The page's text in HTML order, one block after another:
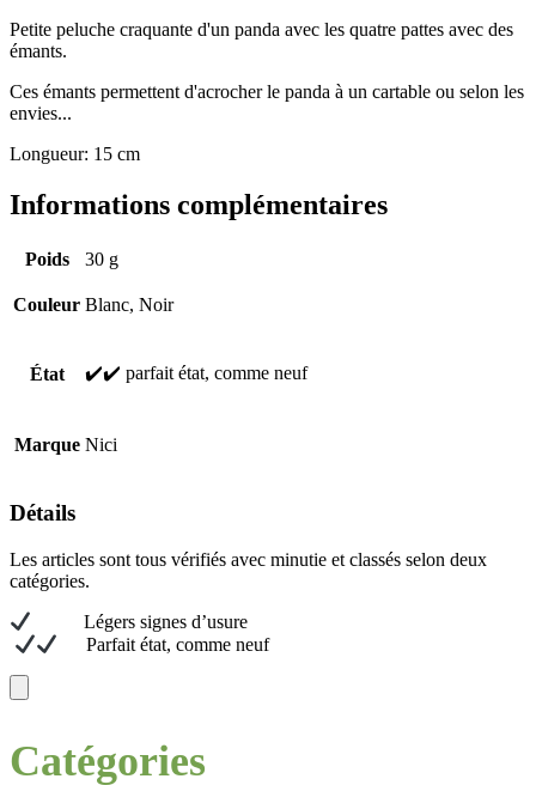
Petite peluche craquante d'un panda avec les quatre pattes avec des
émants.
Ces émants permettent d'acrocher le panda à un cartable ou selon les
envies...
Longueur: 15 cm
Informations complémentaires
Poids 30 g
Couleur Blanc, Noir
État ✔️✔️ parfait état, comme neuf
Marque Nici
Détails
Les articles sont tous vérifiés avec minutie et classés selon deux
catégories.
Légers signes d’usure
Parfait état, comme neuf
Catégories